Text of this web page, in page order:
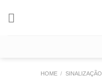
HOME / SINALIZAÇÃO